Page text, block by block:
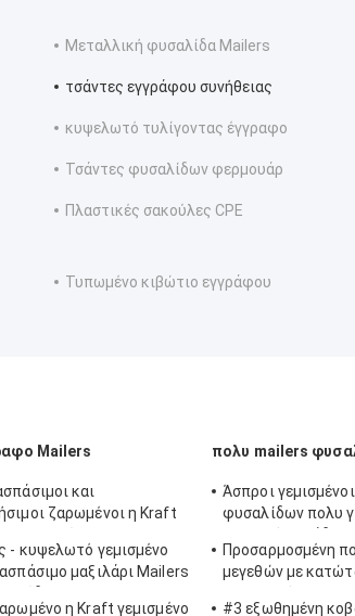
Μεταλλική φυσαλίδα Mailers
τσάντες εγγράφου συνήθειας
κυψελωτό τυλίγοντας έγγραφο
Τσάντες φυσαλίδων φερμουάρ
Πλαστικές σακούλες CPE
Τυπωμένο κιβώτιο εγγράφου
Mailers
και
ζαρωμένοι η Kraft
έγγραφο
- κυψελωτό γεμισμένο
μαξιλάρι Mailers
η Kraft γεμισμένο
πολυ mailers
Άσπροι
φυσαλίδων πολυ
Προσαρμοσμένη
μεγεθών με
#3 εξωθημένη